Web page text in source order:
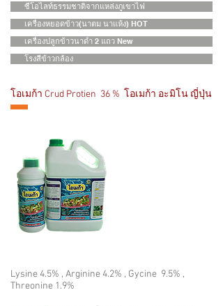
โอเมก้า Crud Protien 36 % โอเมก้า อะมิโน ญี่ปุ่น
Lysine 4.5% , Arginine 4.2% , Gycine 9.5% ,
Threonine 1.9%
ซีโอไลท์ธรรมชาติจากแหล่งภูเขาไฟ
เครื่องหยอดข้าว(นาตม นาแห้ง) HOT
เครื่องปลูกข้าวนาดำ 2 แถว New
โรงสีข้าวกล้อง